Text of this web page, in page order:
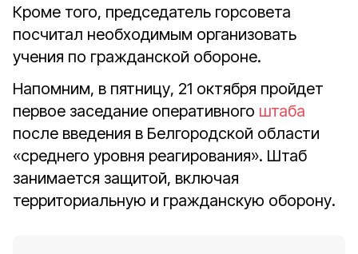
Кроме того, председатель горсовета
посчитал необходимым организовать
учения по гражданской обороне.
Напомним, в пятницу, 21 октября пройдет
первое заседание оперативного штаба
после введения в Белгородской области
«среднего уровня реагирования». Штаб
занимается защитой, включая
территориальную и гражданскую оборону.